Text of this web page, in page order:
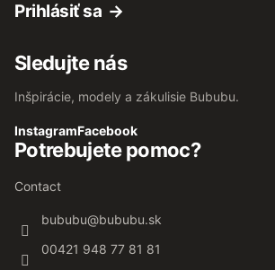
Prihlásiť sa
Sledujte nás
Inšpirácie, modely a zákulisie Bububu.
InstagramFacebook
Potrebujete pomoc?
Contact
bububu@bububu.sk
00421 948 77 81 81